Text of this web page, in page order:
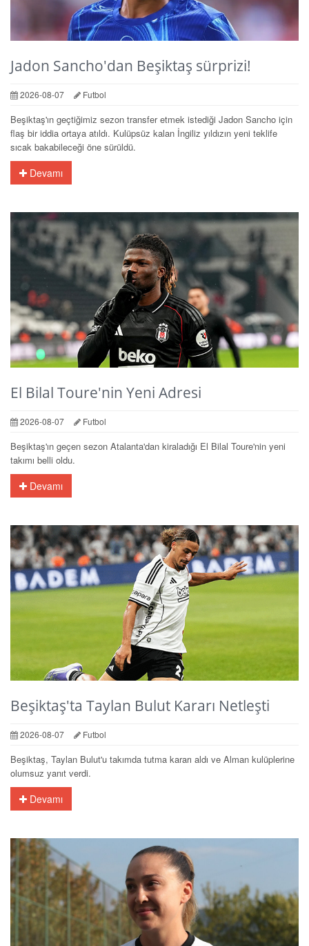
Jadon Sancho'dan Beşiktaş sürprizi!
2026-08-07 Futbol
Beşiktaş'ın geçtiğimiz sezon transfer etmek istediği Jadon Sancho için
flaş bir iddia ortaya atıldı. Kulüpsüz kalan İngiliz yıldızın yeni teklife
sıcak bakabileceği öne sürüldü.
Devamı
El Bilal Toure'nin Yeni Adresi
2026-08-07 Futbol
Beşiktaş'ın geçen sezon Atalanta'dan kiraladığı El Bilal Toure'nin yeni
takımı belli oldu.
Devamı
Beşiktaş'ta Taylan Bulut Kararı Netleşti
2026-08-07 Futbol
Beşiktaş, Taylan Bulut'u takımda tutma kararı aldı ve Alman kulüplerine
olumsuz yanıt verdi.
Devamı